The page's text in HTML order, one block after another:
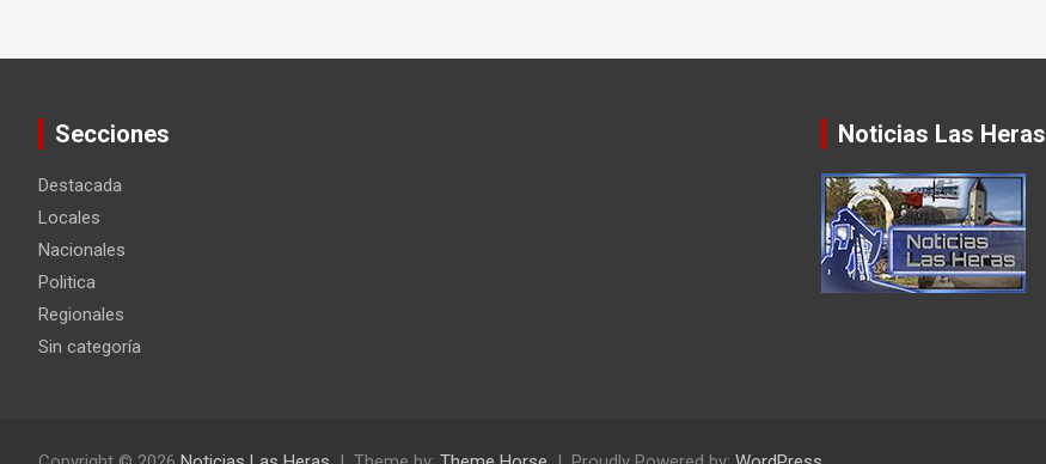
Secciones
Destacada
Locales
Nacionales
Politica
Regionales
Sin categoría
Noticias Las Heras